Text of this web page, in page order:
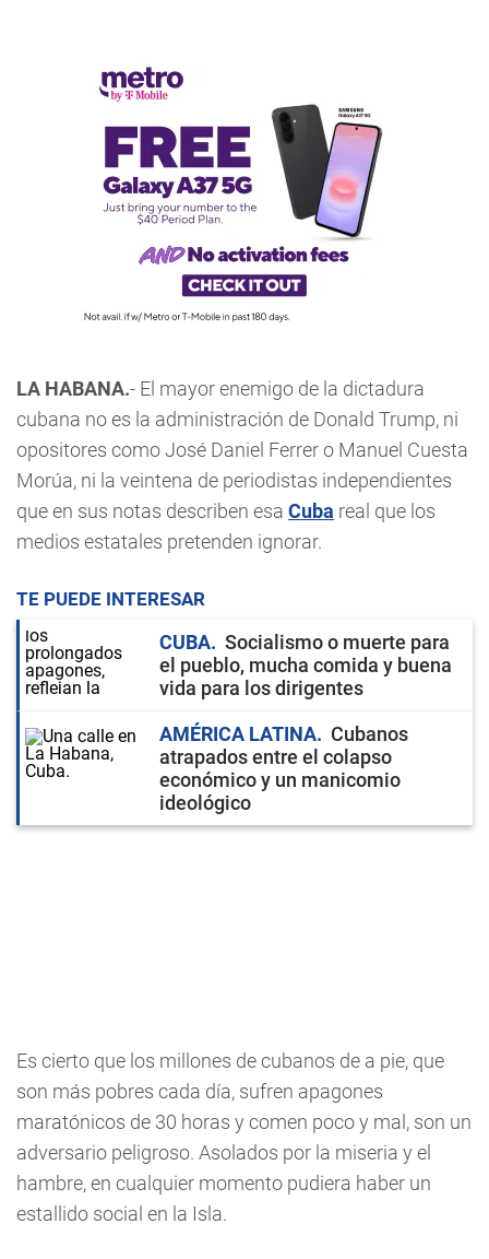
LA HABANA.- El mayor enemigo de la dictadura
cubana no es la administración de Donald Trump, ni
opositores como José Daniel Ferrer o Manuel Cuesta
Morúa, ni la veintena de periodistas independientes
que en sus notas describen esa Cuba real que los
medios estatales pretenden ignorar.
TE PUEDE INTERESAR
CUBA
Socialismo o muerte para
el pueblo, mucha comida y buena
vida para los dirigentes
AMÉRICA LATINA
Cubanos
atrapados entre el colapso
económico y un manicomio
ideológico
Es cierto que los millones de cubanos de a pie, que
son más pobres cada día, sufren apagones
maratónicos de 30 horas y comen poco y mal, son un
adversario peligroso. Asolados por la miseria y el
hambre, en cualquier momento pudiera haber un
estallido social en la Isla.